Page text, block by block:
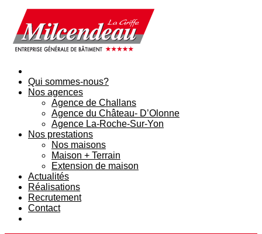
Qui sommes-nous?
Nos agences
Agence de Challans
Agence du Château- D’Olonne
Agence La-Roche-Sur-Yon
Nos prestations
Nos maisons
Maison + Terrain
Extension de maison
Actualités
Réalisations
Recrutement
Contact